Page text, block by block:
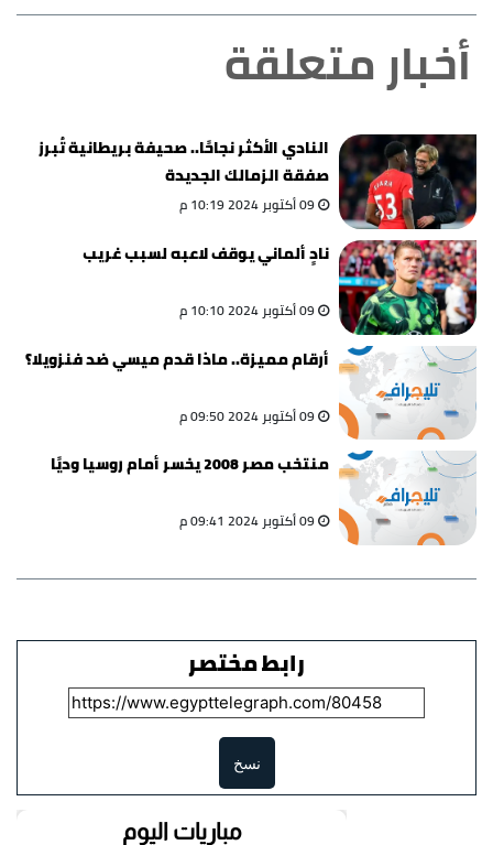
أخبار متعلقة
النادي الأكثر نجاحًا.. صحيفة بريطانية تُبرز
صفقة الزمالك الجديدة
09 أكتوبر 2024 10:19 م
نادٍ ألماني يوقف لاعبه لسبب غريب
09 أكتوبر 2024 10:10 م
أرقام مميزة.. ماذا قدم ميسي ضد فنزويلا؟
09 أكتوبر 2024 09:50 م
منتخب مصر 2008 يخسر أمام روسيا وديًا
09 أكتوبر 2024 09:41 م
رابط مختصر
نسخ